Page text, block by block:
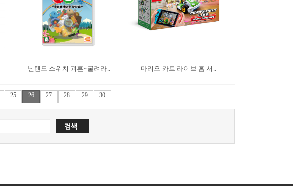
닌텐도 스위치 괴혼~굴려라.. 마리오 카트 라이브 홈 서..
25 26 27 28 29 30